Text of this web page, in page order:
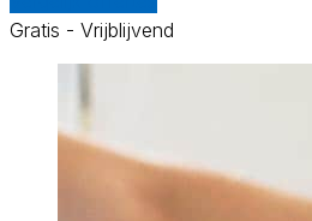
Gratis - Vrijblijvend